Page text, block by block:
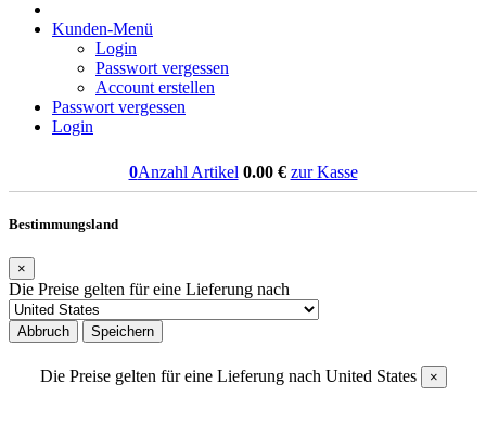
Kunden-Menü
Login
Passwort vergessen
Account erstellen
Passwort vergessen
Login
0Anzahl Artikel 0.00€ zur Kasse
Bestimmungsland
×
Die Preise gelten für eine Lieferung nach
Abbruch Speichern
Die Preise gelten für eine Lieferung nach United States ×